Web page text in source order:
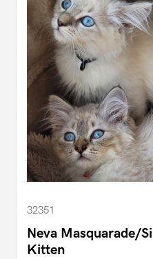
32351
Neva Masquarade/
Kitten